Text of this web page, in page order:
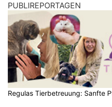
PUBLIREPORTAGEN
Regulas Tierbetreuung: Sanfte